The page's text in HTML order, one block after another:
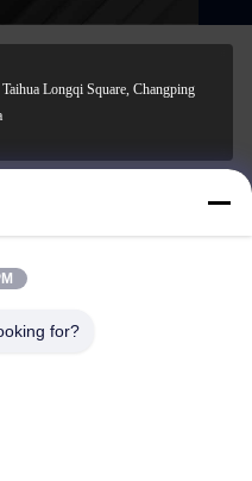
Longqi Square, Changping
for?